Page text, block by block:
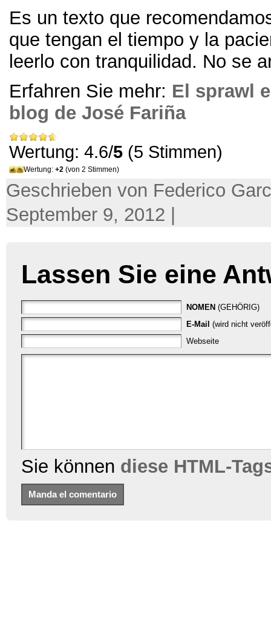
Es un texto que
que tengan el tiempo y la
leerlo con tranquilidad. No se
Erfahren Sie mehr: El sprawl
blog de José Fariña
Wertung: 4.6/5 (5 Stimmen)
Wertung: +2 (von 2 Stimmen)
Geschrieben von Federico
September 9, 2012 |
Lassen Sie eine
NOMEN (GEHÖRIG)
E-Mail (wird nicht
Webseite
Sie können diese HTML-